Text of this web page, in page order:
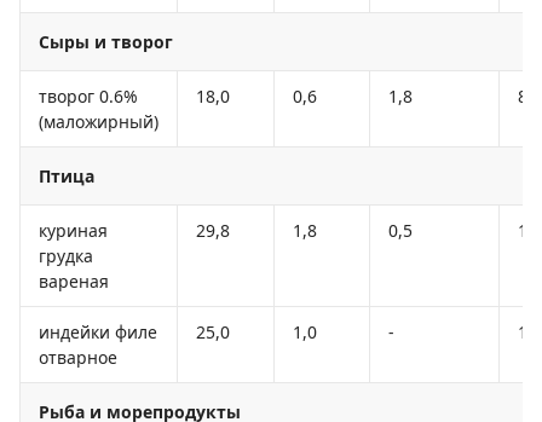
Сыры и творог
творог 0.6%
(маложирный)
18,0 0,6 1,8 88
Птица
куриная
грудка
вареная
29,8 1,8 0,5
индейки филе
отварное
25,0 1,0 -
Рыба и морепродукты